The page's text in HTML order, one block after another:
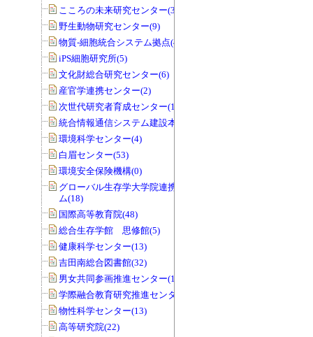
こころの未来研究センター(33)
野生動物研究センター(9)
物質-細胞統合システム拠点(40)
iPS細胞研究所(5)
文化財総合研究センター(6)
産官学連携センター(2)
次世代研究者育成センター(1)
統合情報通信システム建設本部(1)
環境科学センター(4)
白眉センター(53)
環境安全保険機構(0)
グローバル生存学大学院連携プログラ
ム(18)
国際高等教育院(48)
総合生存学館 思修館(5)
健康科学センター(13)
吉田南総合図書館(32)
男女共同参画推進センター(141)
学際融合教育研究推進センター(11)
物性科学センター(13)
高等研究院(22)